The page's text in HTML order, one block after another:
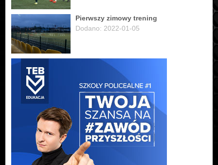
Pierwszy zimowy trening
Dodano: 2022-01-05